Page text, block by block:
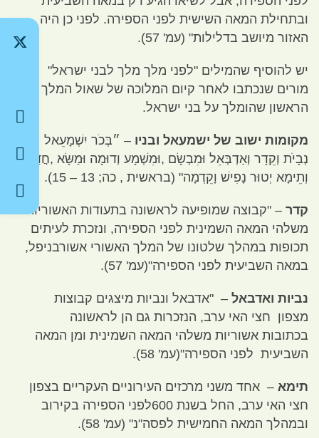
ובתחילת המאה השישית לפני הספירה. לפני כן היה
האזור מיושב בדלילות" (עמ' 57).
יש להוסיף שהמילים "לפני מלך מלך לבני ישראל"
מורים שנכתבו לאחר קיום המלוכה של שאול המלך
הראשון שהומלך על בני ישראל.
מקומות ישוב של ישמעאל ובניו – ״בְּכֹר יִשְׁמָעֵאל
נְבָיֹת וְקֵדָר וְאַדְבְּאֵל וּמִבְשָׂם ,וּמִשְׁמָע וְדוּמָה וּמַשָּׂא ,חֲדַד
וְתֵימָא יְטוּר נָפִישׁ וָקֵדְמָה" (בראשית , כה; 13 – 15).
קדר –
"קבוצה שמופיעה לראשונה בתעודות האשוריות
משלהי המאה השמינית לפני הספירה, ונזכרת לעיתים
תכופות במהלך שלטונו של המלך האשורי אשורבניפל,
במאה השביעית לפני הספירה"(עמ' 57).
נביות ואדבאל – "אדבאל ונביות מיצגים קבוצות
מצפון חצי האי ערב, הנזכרות גם הן לראשונה
בכתובות אשוריות משלהי המאה השמינית ומן המאה
השביעית לפני הספירה"(עמ' 58).
תימא – אחד משני מרכזים העירוניים העקריים בצפון
חצי האי ערב, החל בשנת 600לפני הספירה בקירוב
ובמהלך המאה החמישית לפסה"נ" (עמ' 58).